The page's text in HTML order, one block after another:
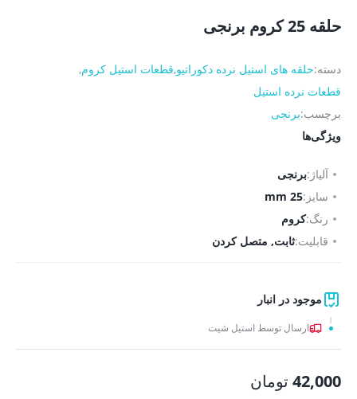
حلقه 25 کروم برنجی
دسته:حلقه های استیل نرده دکوراتیو,قطعات استیل کروم,
قطعات نرده استیل
برچسب:برنجی
ویژگی‌ها
آلیاژ:برنجی
سایز:25 mm
رنگ:کروم
قابلیت:ثابت, متصل کردن
موجود در انبار
ارسال توسط استیل شیت
42,000 تومان